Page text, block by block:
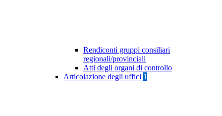
Rendiconti gruppi consiliari
regionali/provinciali
Atti degli organi di controllo
Articolazione degli uffici 1